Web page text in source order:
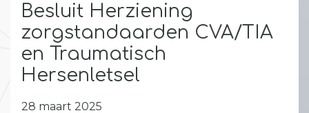
Besluit Herziening
zorgstandaarden CVA/TIA
en Traumatisch
Hersenletsel
28 maart 2025